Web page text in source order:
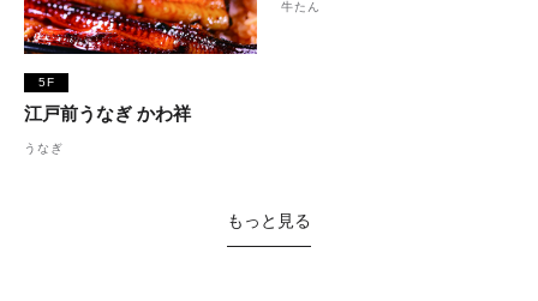
5F
江戸前うなぎ かわ祥
うなぎ
牛たん
もっと見る